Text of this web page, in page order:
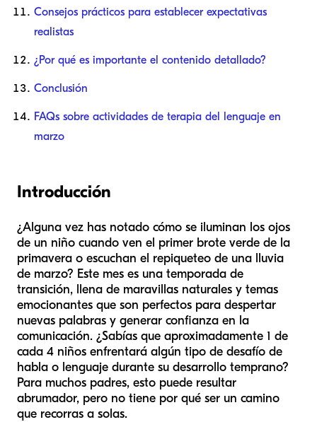
Consejos prácticos para establecer expectativas
realistas
¿Por qué es importante el contenido detallado?
Conclusión
FAQs sobre actividades de terapia del lenguaje en
marzo
Introducción
¿Alguna vez has notado cómo se iluminan los ojos
de un niño cuando ven el primer brote verde de la
primavera o escuchan el repiqueteo de una lluvia
de marzo? Este mes es una temporada de
transición, llena de maravillas naturales y temas
emocionantes que son perfectos para despertar
nuevas palabras y generar confianza en la
comunicación. ¿Sabías que aproximadamente 1 de
cada 4 niños enfrentará algún tipo de desafío de
habla o lenguaje durante su desarrollo temprano?
Para muchos padres, esto puede resultar
abrumador, pero no tiene por qué ser un camino
que recorras a solas.